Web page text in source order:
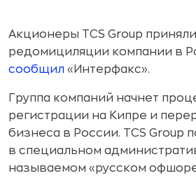
Акционеры TCS Group
редомициляции компании в
сообщил «Интерфакс».
Группа компаний начнет
регистрации на Кипре и
бизнеса в России. TCS Group
в специальном
называемом «русском